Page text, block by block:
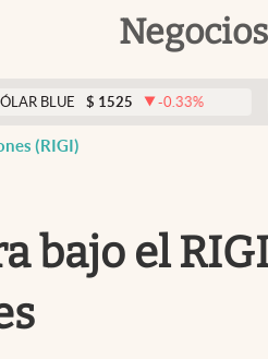
Negocios
$ 1525 -0.33%
(RIGI)
bajo el